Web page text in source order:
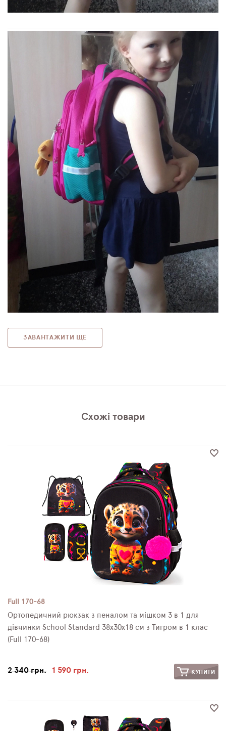
ЗАВАНТАЖИТИ ЩЕ
Схожі товари
Full 170-68
Ортопедичний рюкзак з пеналом та мішком 3 в 1 для
дівчинки School Standard 38х30х18 см з Тигром в 1 клас
(Full 170-68)
2 340 грн. 1 590 грн. КУПИТИ